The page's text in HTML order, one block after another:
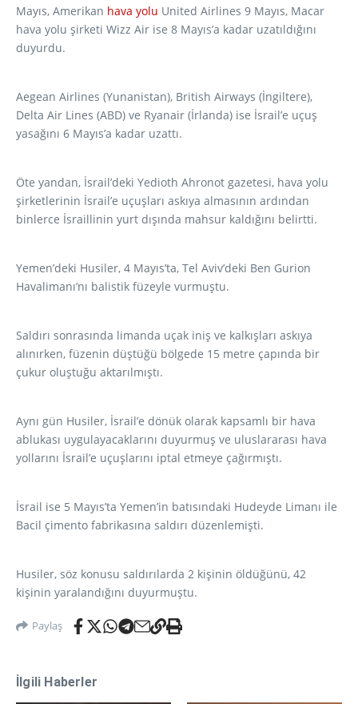
Mayıs, Amerikan hava yolu United Airlines 9 Mayıs, Macar
hava yolu şirketi Wizz Air ise 8 Mayıs’a kadar uzatıldığını
duyurdu.
Aegean Airlines (Yunanistan), British Airways (İngiltere),
Delta Air Lines (ABD) ve Ryanair (İrlanda) ise İsrail’e uçuş
yasağını 6 Mayıs’a kadar uzattı.
Öte yandan, İsrail’deki Yedioth Ahronot gazetesi, hava yolu
şirketlerinin İsrail’e uçuşları askıya almasının ardından
binlerce İsraillinin yurt dışında mahsur kaldığını belirtti.
Yemen’deki Husiler, 4 Mayıs’ta, Tel Aviv’deki Ben Gurion
Havalimanı’nı balistik füzeyle vurmuştu.
Saldırı sonrasında limanda uçak iniş ve kalkışları askıya
alınırken, füzenin düştüğü bölgede 15 metre çapında bir
çukur oluştuğu aktarılmıştı.
Aynı gün Husiler, İsrail’e dönük olarak kapsamlı bir hava
ablukası uygulayacaklarını duyurmuş ve uluslararası hava
yollarını İsrail’e uçuşlarını iptal etmeye çağırmıştı.
İsrail ise 5 Mayıs’ta Yemen’in batısındaki Hudeyde Limanı ile
Bacil çimento fabrikasına saldırı düzenlemişti.
Husiler, söz konusu saldırılarda 2 kişinin öldüğünü, 42
kişinin yaralandığını duyurmuştu.
Paylaş
İlgili Haberler